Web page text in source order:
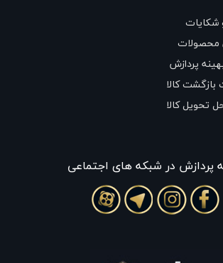
شکایات
محصولات
پردازش
کالا
تحویل کالا
پردازش در شبکه های اجتماعی